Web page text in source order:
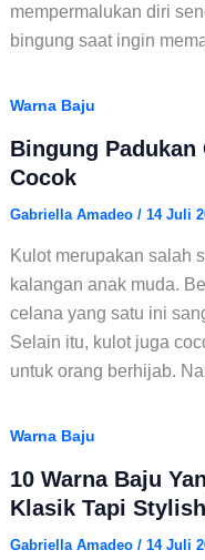
mempermalukan diri
bingung saat ingin
Warna Baju
Bingung Padukan
Cocok
Gabriella Amadeo / 14 Juli
Kulot merupakan salah
kalangan anak muda.
celana yang satu ini
Selain itu, kulot juga
untuk orang berhijab.
Warna Baju
10 Warna Baju
Klasik Tapi
Gabriella Amadeo / 14 Juli